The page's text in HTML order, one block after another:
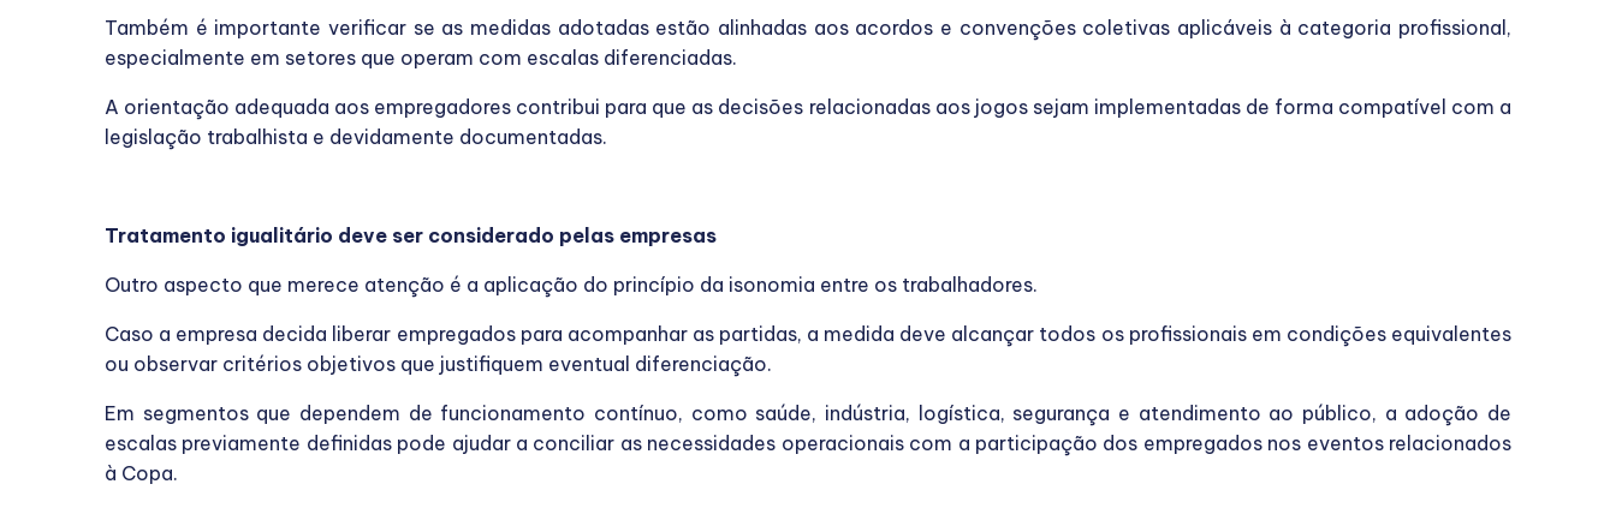
Também é importante verificar se as medidas adotadas estão alinhadas aos acordos e convenções coletivas aplicáveis à categoria profissional,
especialmente em setores que operam com escalas diferenciadas.
A orientação adequada aos empregadores contribui para que as decisões relacionadas aos jogos sejam implementadas de forma compatível com a
legislação trabalhista e devidamente documentadas.
Tratamento igualitário deve ser considerado pelas empresas
Outro aspecto que merece atenção é a aplicação do princípio da isonomia entre os trabalhadores.
Caso a empresa decida liberar empregados para acompanhar as partidas, a medida deve alcançar todos os profissionais em condições equivalentes
ou observar critérios objetivos que justifiquem eventual diferenciação.
Em segmentos que dependem de funcionamento contínuo, como saúde, indústria, logística, segurança e atendimento ao público, a adoção de
escalas previamente definidas pode ajudar a conciliar as necessidades operacionais com a participação dos empregados nos eventos relacionados
à Copa.